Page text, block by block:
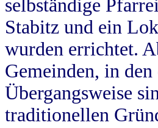
selbständige
Stabitz und ein
wurden errichtet.
Gemeinden, in
Übergangsweise
traditionellen